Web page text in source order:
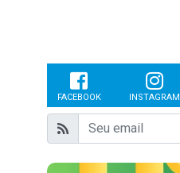
FACEBOOK INSTAGRAM